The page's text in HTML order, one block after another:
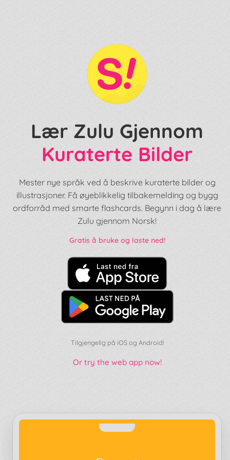
Lær Zulu Gjennom
Kuraterte Bilder
Mester nye språk ved å beskrive kuraterte bilder og
illustrasjoner. Få øyeblikkelig tilbakemelding og bygg
ordforråd med smarte flashcards. Begynn i dag å lære
Zulu gjennom Norsk!
Gratis å bruke og laste ned!
Tilgjengelig på iOS og Android!
Or try the web app now!